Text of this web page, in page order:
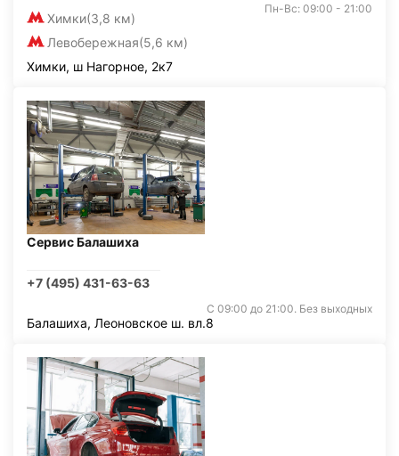
Химки(3,8 км)
Левобережная(5,6 км)
Пн-Вс: 09:00 - 21:00
Химки, ш Нагорное, 2к7
Сервис Балашиха
+7 (495) 431-63-63
С 09:00 до 21:00. Без выходных
Балашиха, Леоновское ш. вл.8